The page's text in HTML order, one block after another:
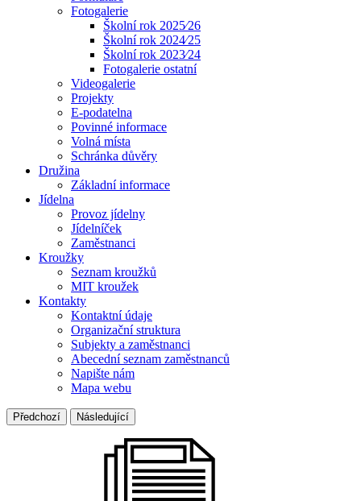
Fotogalerie
Školní rok 2025⁄26
Školní rok 2024⁄25
Školní rok 2023⁄24
Fotogalerie ostatní
Videogalerie
Projekty
E-podatelna
Povinné informace
Volná místa
Schránka důvěry
Družina
Základní informace
Jídelna
Provoz jídelny
Jídelníček
Zaměstnanci
Kroužky
Seznam kroužků
MIT kroužek
Kontakty
Kontaktní údaje
Organizační struktura
Subjekty a zaměstnanci
Abecední seznam zaměstnanců
Napište nám
Mapa webu
Předchozí Následující